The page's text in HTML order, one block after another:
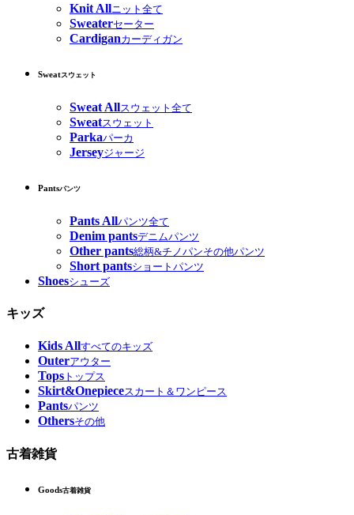
Knit Allニット全て
Sweaterセーター
Cardiganカーディガン
Sweatスウェット
Sweat Allスウェット全て
Sweatスウェット
Parkaパーカ
Jerseyジャージ
Pantsパンツ
Pants Allパンツ全て
Denim pantsデニムパンツ
Other pants総柄&チノパンその他パンツ
Short pantsショートパンツ
Shoesシューズ
キッズ
Kids Allすべてのキッズ
Outerアウター
Tops トップス
Skirt&Onepieceスカート＆ワンピース
Pantsパンツ
Othersその他
古着雑貨
Goods古着雑貨